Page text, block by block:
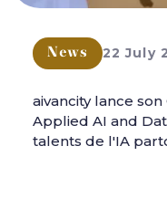
News 22 July
aivancity lance
Applied AI and
talents de l'IA